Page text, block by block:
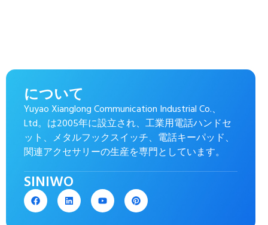
について
Yuyao Xianglong Communication Industrial Co.、
Ltd。は2005年に設立され、工業用電話ハンドセ
ット、メタルフックスイッチ、電話キーパッド、
関連アクセサリーの生産を専門としています。
SINIWO